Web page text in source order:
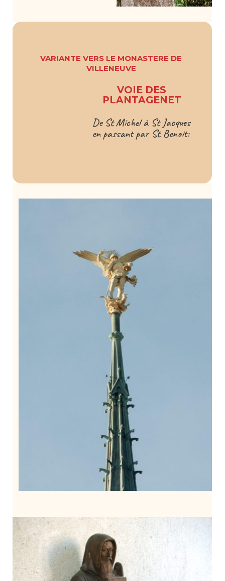
VARIANTE VERS LE MONASTERE DE
VILLENEUVE
VOIE DES
PLANTAGENET
De St Michel à St Jacques
en passant par St Benoit: